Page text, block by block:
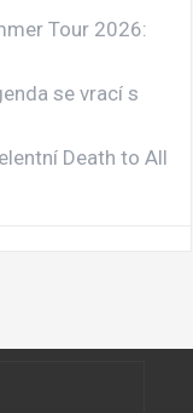
Tour 2026:
se vrací s
Death to All